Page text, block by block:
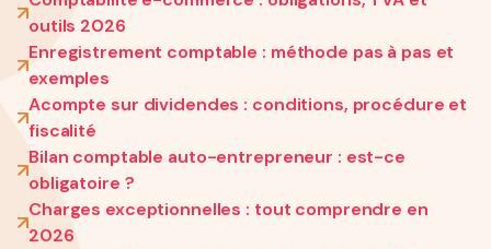
outils 2026
Enregistrement comptable : méthode pas à pas et
exemples
Acompte sur dividendes : conditions, procédure et
fiscalité
Bilan comptable auto-entrepreneur : est-ce
obligatoire ?
Charges exceptionnelles : tout comprendre en
2026